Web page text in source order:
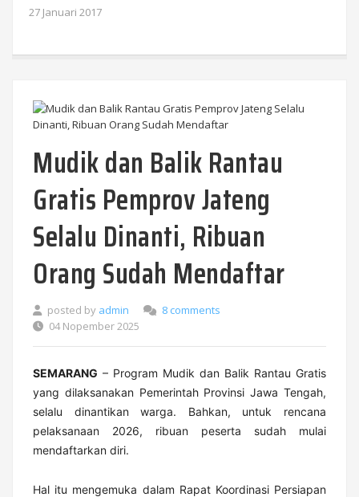
27 Januari 2017
Mudik dan Balik Rantau
Gratis Pemprov Jateng
Selalu Dinanti, Ribuan
Orang Sudah Mendaftar
posted by admin
8 comments
04 Nopember 2025
SEMARANG – Program Mudik dan Balik Rantau Gratis
yang dilaksanakan Pemerintah Provinsi Jawa Tengah,
selalu dinantikan warga. Bahkan, untuk rencana
pelaksanaan 2026, ribuan peserta sudah mulai
mendaftarkan diri.
Hal itu mengemuka dalam Rapat Koordinasi Persiapan